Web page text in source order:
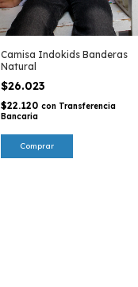
Camisa Indokids Banderas
Natural
$26.023
$22.120 con Transferencia
Bancaria
Comprar